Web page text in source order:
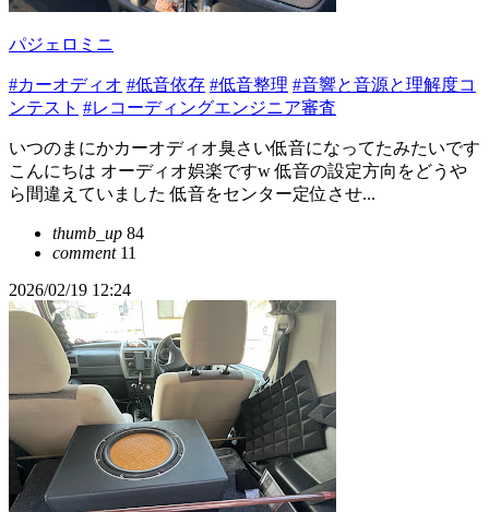
パジェロミニ
#カーオディオ #低音依存 #低音整理 #音響と音源と理解度コ
ンテスト #レコーディングエンジニア審査
いつのまにかカーオディオ臭さい低音になってたみたいです
こんにちは オーディオ娯楽ですw 低音の設定方向をどうや
ら間違えていました 低音をセンター定位させ...
thumb_up 84
comment11
2026/02/19 12:24